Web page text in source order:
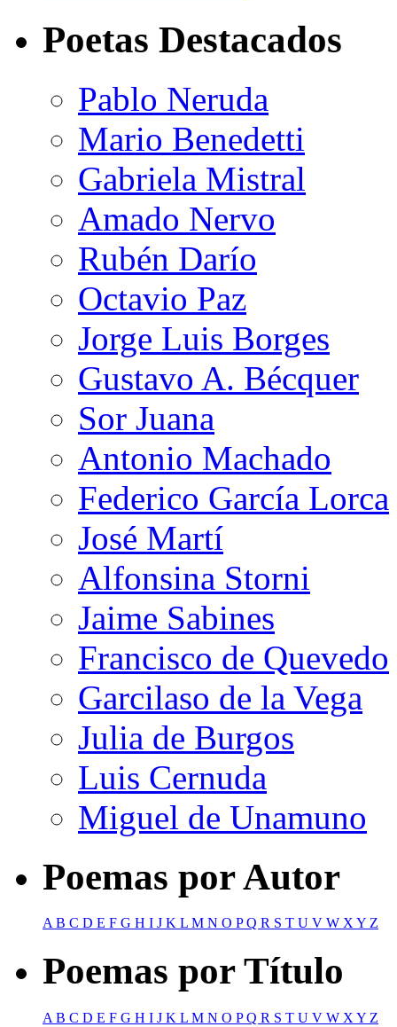
Poetas Destacados
Pablo Neruda
Mario Benedetti
Gabriela Mistral
Amado Nervo
Rubén Darío
Octavio Paz
Jorge Luis Borges
Gustavo A. Bécquer
Sor Juana
Antonio Machado
Federico García Lorca
José Martí
Alfonsina Storni
Jaime Sabines
Francisco de Quevedo
Garcilaso de la Vega
Julia de Burgos
Luis Cernuda
Miguel de Unamuno
Poemas por Autor
AB C D E F G H I J K L M N O PQ R S T U V W XY Z
Poemas por Título
A B C D E F G H I J K L M N O PQ R S T U V W X Y Z